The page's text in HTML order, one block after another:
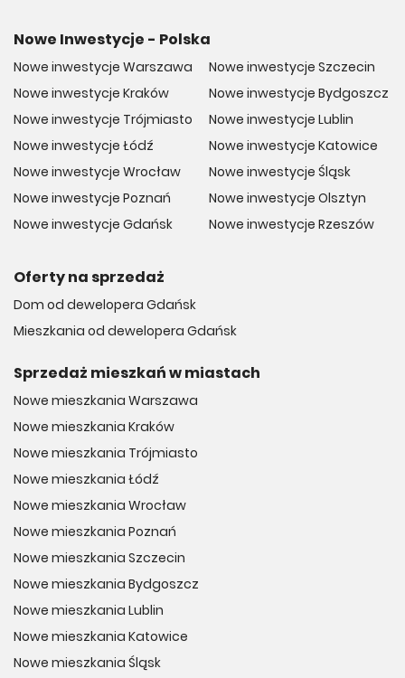
Nowe Inwestycje - Polska
Nowe inwestycje Warszawa
Nowe inwestycje Kraków
Nowe inwestycje Trójmiasto
Nowe inwestycje Łódź
Nowe inwestycje Wrocław
Nowe inwestycje Poznań
Nowe inwestycje Gdańsk
Nowe inwestycje Szczecin
Nowe inwestycje Bydgoszcz
Nowe inwestycje Lublin
Nowe inwestycje Katowice
Nowe inwestycje Śląsk
Nowe inwestycje Olsztyn
Nowe inwestycje Rzeszów
Oferty na sprzedaż
Dom od dewelopera Gdańsk
Mieszkania od dewelopera Gdańsk
Sprzedaż mieszkań w miastach
Nowe mieszkania Warszawa
Nowe mieszkania Kraków
Nowe mieszkania Trójmiasto
Nowe mieszkania Łódź
Nowe mieszkania Wrocław
Nowe mieszkania Poznań
Nowe mieszkania Szczecin
Nowe mieszkania Bydgoszcz
Nowe mieszkania Lublin
Nowe mieszkania Katowice
Nowe mieszkania Śląsk